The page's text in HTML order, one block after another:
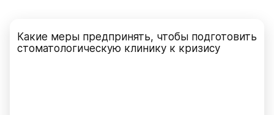
Какие меры предпринять, чтобы подготовить
стоматологическую клинику к кризису